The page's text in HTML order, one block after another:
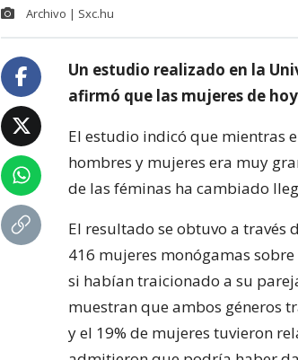
Archivo | Sxc.hu
Un estudio realizado en la
afirmó que las mujeres de
El estudio indicó que mientras
hombres y mujeres era muy
de las féminas ha cambiado
El resultado se obtuvo a través
416 mujeres monógamas
si habían traicionado a su
muestran que ambos géneros
y el 19% de mujeres tuvieron